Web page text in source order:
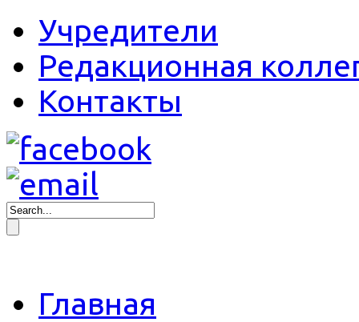
Учредители
Редакционная
Контакты
Главная